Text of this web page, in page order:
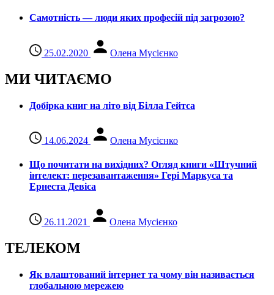
Самотність — люди яких професій під загрозою?
25.02.2020 Олена Мусієнко
МИ ЧИТАЄМО
Добірка книг на літо від Білла Гейтса
14.06.2024 Олена Мусієнко
Що почитати на вихідних? Огляд книги «Штучний
інтелект: перезавантаження» Гері Маркуса та
Ернеста Девіса
26.11.2021 Олена Мусієнко
ТЕЛЕКОМ
Як влаштований інтернет та чому він називається
глобальною мережею